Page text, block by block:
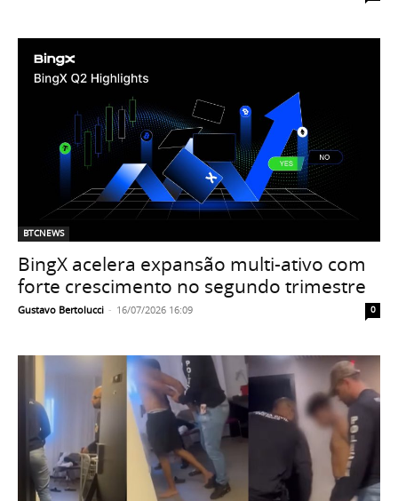
BTCNEWS
BingX acelera expansão multi-ativo com
forte crescimento no segundo trimestre
Gustavo Bertolucci - 16/07/2026 16:09 0